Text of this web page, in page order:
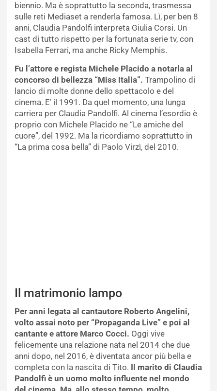
biennio. Ma è soprattutto la seconda, trasmessa
sulle reti Mediaset a renderla famosa. Lì, per ben 8
anni, Claudia Pandolfi interpreta Giulia Corsi. Un
cast di tutto rispetto per la fortunata serie tv, con
Isabella Ferrari, ma anche Ricky Memphis.
Fu l’attore e regista Michele Placido a notarla al
concorso di bellezza “Miss Italia”. Trampolino di
lancio di molte donne dello spettacolo e del
cinema. E’ il 1991. Da quel momento, una lunga
carriera per Claudia Pandolfi. Al cinema l’esordio è
proprio con Michele Placido ne “Le amiche del
cuore”, del 1992. Ma la ricordiamo soprattutto in
“La prima cosa bella” di Paolo Virzì, del 2010.
Il matrimonio lampo
Per anni legata al cantautore Roberto Angelini,
volto assai noto per “Propaganda Live” e poi al
cantante e attore Marco Cocci. Oggi vive
felicemente una relazione nata nel 2014 che due
anni dopo, nel 2016, è diventata ancor più bella e
completa con la nascita di Tito. Il marito di Claudia
Pandolfi è un uomo molto influente nel mondo